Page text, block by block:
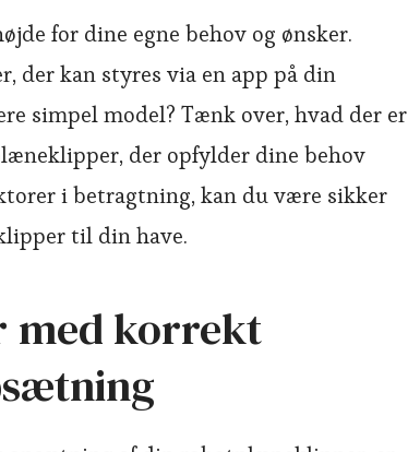
for dine egne behov og ønsker.
der kan styres via en app på din
simpel model? Tænk over, hvad der er
der opfylder dine behov
i betragtning, kan du være sikker
til din have.
med korrekt